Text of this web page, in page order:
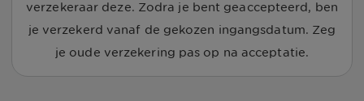
verzekeraar deze. Zodra je bent geaccepteerd, ben
je verzekerd vanaf de gekozen ingangsdatum. Zeg
je oude verzekering pas op na acceptatie.